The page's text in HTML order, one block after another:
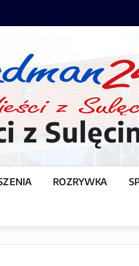
z
ROZRYWKA